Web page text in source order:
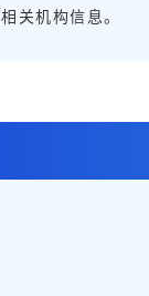
关机构信息。